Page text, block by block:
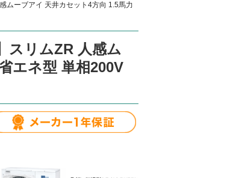
ムーブアイ 天井カセット4方向 1.5馬力
スリムZR 人感ム
エネ型 単相200V